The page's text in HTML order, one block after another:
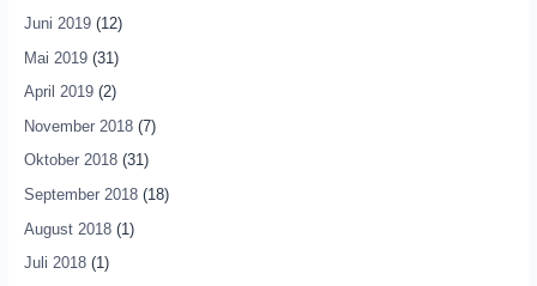
Juni 2019(12)
Mai 2019(31)
April 2019(2)
November 2018(7)
Oktober 2018(31)
September 2018(18)
August 2018(1)
Juli 2018(1)